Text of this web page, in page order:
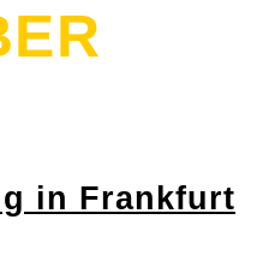
in Frankfurt